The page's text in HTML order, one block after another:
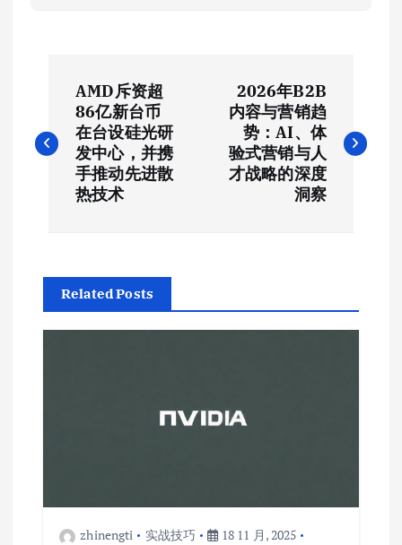
章
导
AMD斥资超
86亿新台币
在台设硅光研
发中心，并携
手推动先进散
热技术
2026年B2B
内容与营销趋
势：AI、体
验式营销与人
才战略的深度
洞察
Related Posts
zhinengti 实战技巧 18 11 月, 2025